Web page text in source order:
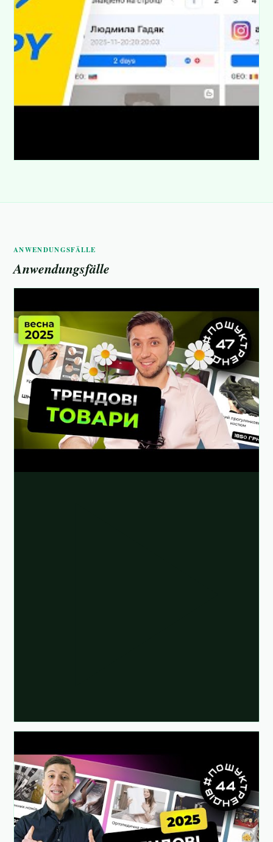
ANWENDUNGSFÄLLE
Anwendungsfälle